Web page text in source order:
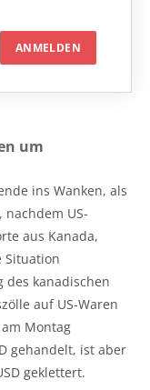
um
ins Wanken, als
US-
aus Kanada,
Situation
des kanadischen
auf US-Waren
Montag
gehandelt, ist aber
geklettert.